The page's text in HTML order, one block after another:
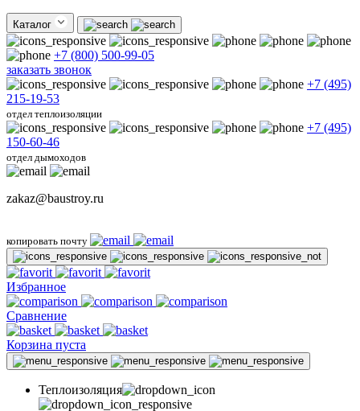
Каталог
+7 (800) 500-99-05
заказать звонок
+7 (495)
215-19-53
отдел теплоизоляции
+7 (495)
150-60-46
отдел дымоходов
zakaz@baustroy.ru
копировать почту
Избранное
Сравнение
Корзина пуста
Теплоизоляция